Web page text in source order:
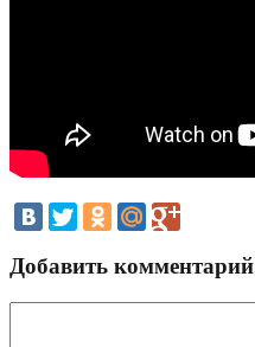
Добавить комментарий